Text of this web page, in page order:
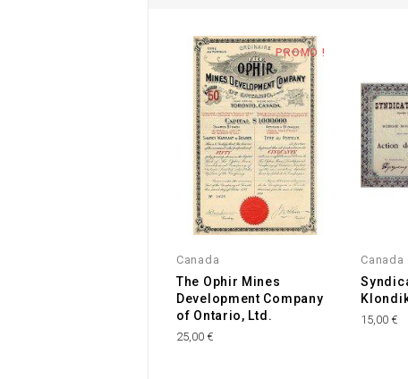
PROMO !
Canada
The Ophir Mines
Development Company
of Ontario, Ltd.
25,00 €
Canada
15,00 €